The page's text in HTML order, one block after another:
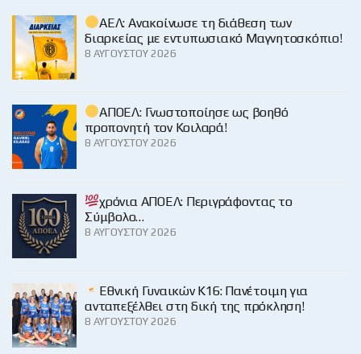
ΑΕΛ: Ανακοίνωσε τη διάθεση των
διαρκείας με εντυπωσιακό Μαγνητοσκόπιο!
8 ΑΥΓΟΎΣΤΟΥ 2026
ΑΠΟΕΛ: Γνωστοποίησε ως βοηθό
προπονητή τον Κοιλαρά!
8 ΑΥΓΟΎΣΤΟΥ 2026
χρόνια ΑΠΟΕΛ: Περιγράφοντας το
Σύμβολο…
8 ΑΥΓΟΎΣΤΟΥ 2026
Εθνική Γυναικών Κ16: Πανέτοιμη για
ανταπεξέλθει στη δική της πρόκληση!
8 ΑΥΓΟΎΣΤΟΥ 2026